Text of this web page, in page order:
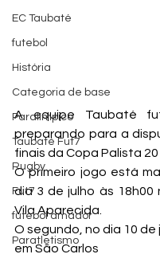
EC Taubaté
futebol
História
Categoria de base
Paralímpico
Taubaté Fut7
Rugby
Fut7
futebol amador
Paratletismo
A equipe Taubaté
preparando para a
finais da Copa Palista
O primeiro jogo está
dia 3 de julho às 18h00
Vila Aparecida.
O segundo, no dia 10 de
em São Carlos